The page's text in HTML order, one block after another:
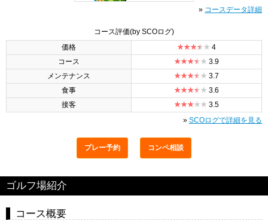
» コースデータ詳細
コース評価(by SCOログ)
価格
4
コース
3.9
メンテナンス
3.7
食事
3.6
接客
3.5
» SCOログで詳細を見る
プレー予約 コンペ相談
ゴルフ場紹介
コース概要